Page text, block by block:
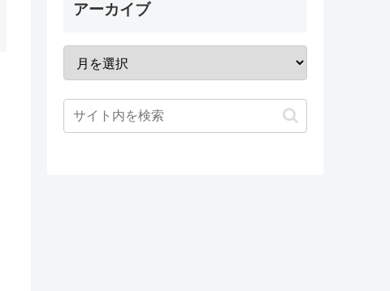
アーカイブ